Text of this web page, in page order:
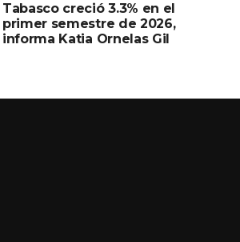
Tabasco creció 3.3% en el
primer semestre de 2026,
informa Katia Ornelas Gil